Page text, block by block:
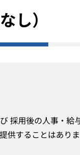
し）
採用後の人事・給
供することはあり